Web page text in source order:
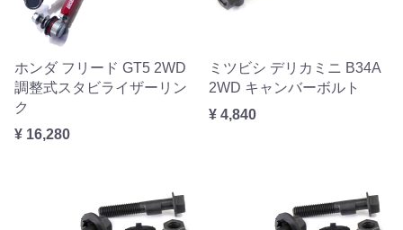
ホンダ フリード GT5 2WD
調整式スタビライザーリン
ク
¥ 16,280
ミツビシ デリカミニ B34A
2WD キャンバーボルト
¥ 4,840